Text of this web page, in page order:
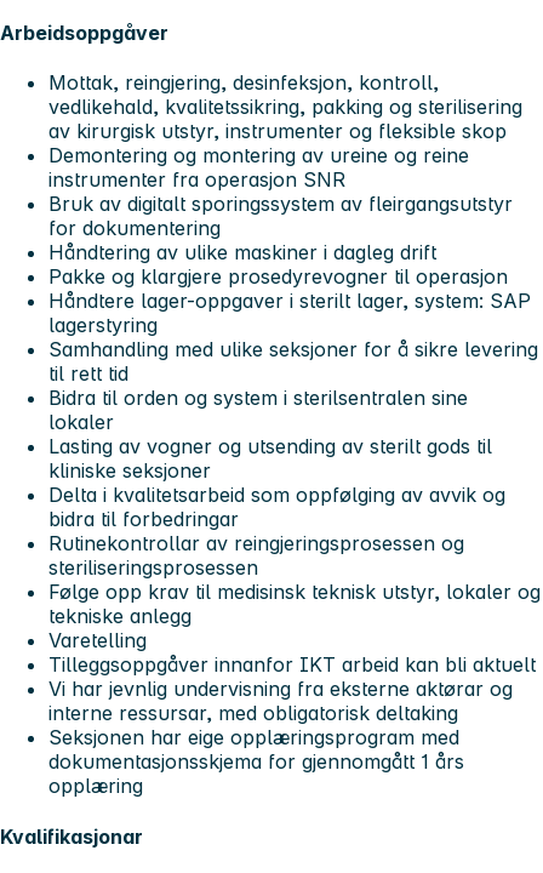
Arbeidsoppgåver
Mottak, reingjering, desinfeksjon, kontroll,
vedlikehald, kvalitetssikring, pakking og sterilisering
av kirurgisk utstyr, instrumenter og fleksible skop
Demontering og montering av ureine og reine
instrumenter fra operasjon SNR
Bruk av digitalt sporingssystem av fleirgangsutstyr
for dokumentering
Håndtering av ulike maskiner i dagleg drift
Pakke og klargjere prosedyrevogner til operasjon
Håndtere lager-oppgaver i sterilt lager, system: SAP
lagerstyring
Samhandling med ulike seksjoner for å sikre levering
til rett tid
Bidra til orden og system i sterilsentralen sine
lokaler
Lasting av vogner og utsending av sterilt gods til
kliniske seksjoner
Delta i kvalitetsarbeid som oppfølging av avvik og
bidra til forbedringar
Rutinekontrollar av reingjeringsprosessen og
steriliseringsprosessen
Følge opp krav til medisinsk teknisk utstyr, lokaler og
tekniske anlegg
Varetelling
Tilleggsoppgåver innanfor IKT arbeid kan bli aktuelt
Vi har jevnlig undervisning fra eksterne aktørar og
interne ressursar, med obligatorisk deltaking
Seksjonen har eige opplæringsprogram med
dokumentasjonsskjema for gjennomgått 1 års
opplæring
Kvalifikasjonar